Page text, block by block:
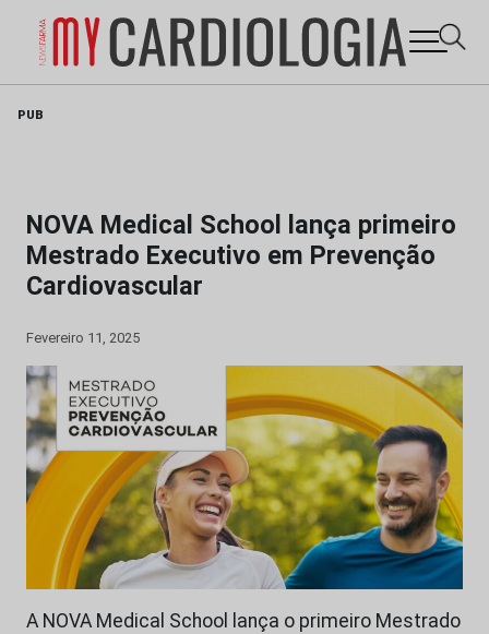
PUB
NOVA Medical School lança primeiro
Mestrado Executivo em Prevenção
Cardiovascular
Fevereiro 11, 2025
A NOVA Medical School lança o primeiro Mestrado